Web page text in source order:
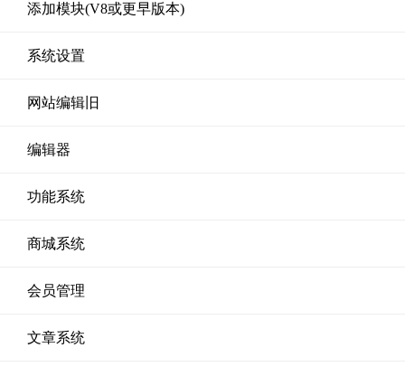
添加模块(V8或更早版本)
系统设置
网站编辑旧
编辑器
功能系统
商城系统
会员管理
文章系统